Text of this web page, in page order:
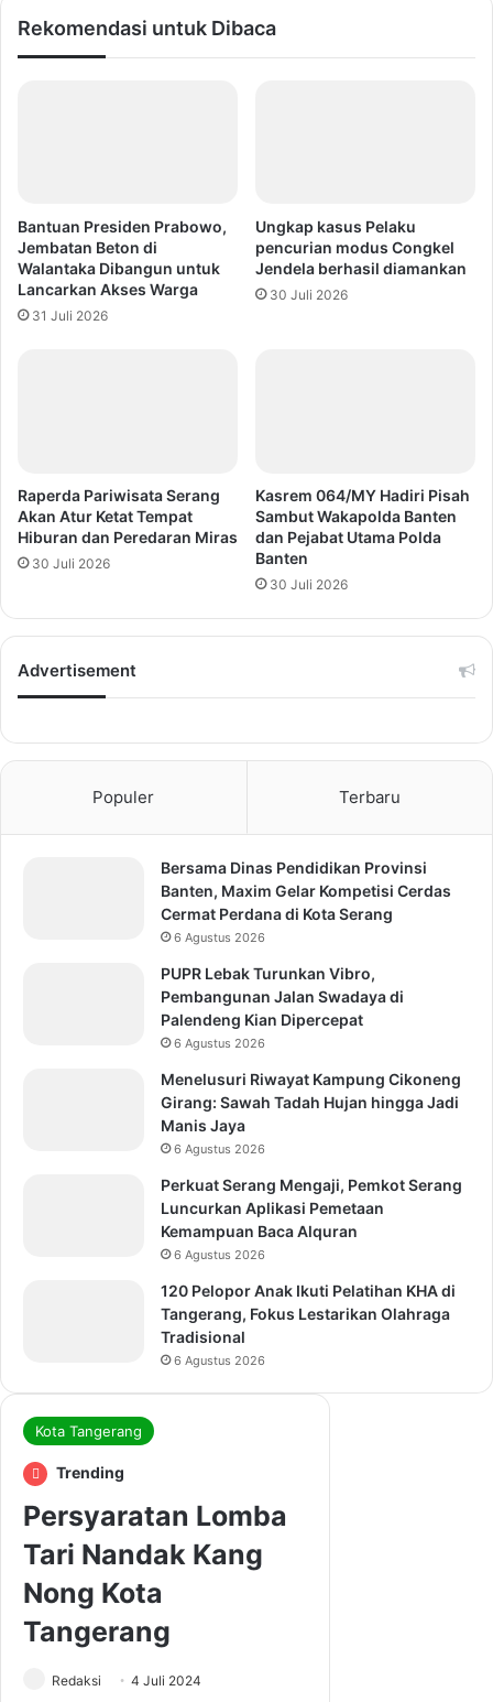
Rekomendasi untuk Dibaca
Bantuan Presiden Prabowo,
Jembatan Beton di
Walantaka Dibangun untuk
Lancarkan Akses Warga
31 Juli 2026
Ungkap kasus Pelaku
pencurian modus Congkel
Jendela berhasil diamankan
30 Juli 2026
Raperda Pariwisata Serang
Akan Atur Ketat Tempat
Hiburan dan Peredaran Miras
30 Juli 2026
Kasrem 064/MY Hadiri Pisah
Sambut Wakapolda Banten
dan Pejabat Utama Polda
Banten
30 Juli 2026
Advertisement
Populer Terbaru
Bersama Dinas Pendidikan Provinsi
Banten, Maxim Gelar Kompetisi Cerdas
Cermat Perdana di Kota Serang
6 Agustus 2026
PUPR Lebak Turunkan Vibro,
Pembangunan Jalan Swadaya di
Palendeng Kian Dipercepat
6 Agustus 2026
Menelusuri Riwayat Kampung Cikoneng
Girang: Sawah Tadah Hujan hingga Jadi
Manis Jaya
6 Agustus 2026
Perkuat Serang Mengaji, Pemkot Serang
Luncurkan Aplikasi Pemetaan
Kemampuan Baca Alquran
6 Agustus 2026
120 Pelopor Anak Ikuti Pelatihan KHA di
Tangerang, Fokus Lestarikan Olahraga
Tradisional
6 Agustus 2026